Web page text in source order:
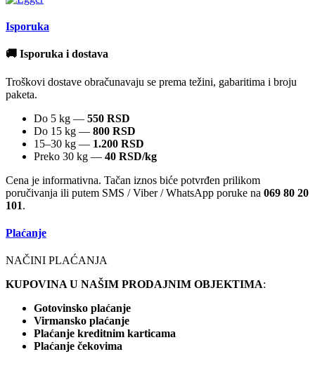
Isporuka
🚚 Isporuka i dostava
Troškovi dostave obračunavaju se prema težini, gabaritima i broju
paketa.
Do 5 kg — 550 RSD
Do 15 kg — 800 RSD
15–30 kg — 1.200 RSD
Preko 30 kg — 40 RSD/kg
Cena je informativna. Tačan iznos biće potvrđen prilikom
poručivanja ili putem SMS / Viber / WhatsApp poruke na 069 80 20
101.
Plaćanje
NAČINI PLAĆANJA
KUPOVINA U NAŠIM PRODAJNIM OBJEKTIMA:
Gotovinsko plaćanje
Virmansko plaćanje
Plaćanje kreditnim karticama
Plaćanje čekovima